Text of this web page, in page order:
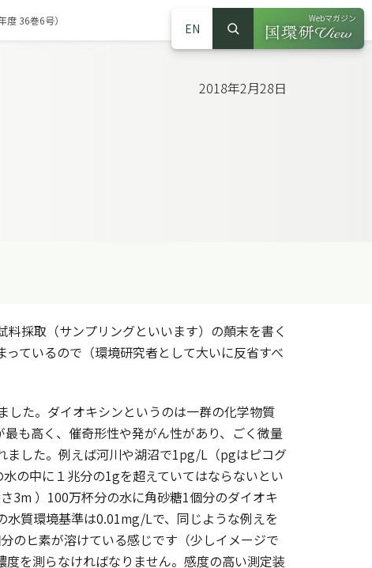
EN
サイト内検索
検索
Webマガジン
（別ウインドウ
36巻6号）
2018年2月28日
採取（サンプリングといいます）の顛末を書く
ているので（環境研究者として大いに反省すべ
た。ダイオキシンというのは一群の化学物質
も高く、催奇形性や発がん性があり、ごく微量
ました。例えば河川や湖沼で1pg/L（pgはピコグ
の中に１兆分の1gを超えていてはならないとい
3m ）100万杯分の水に角砂糖1個分のダイオキ
質環境基準は0.01mg/Lで、同じような例えを
のヒ素が溶けている感じです（少しイメージで
を測らなければなりません。感度の高い測定装